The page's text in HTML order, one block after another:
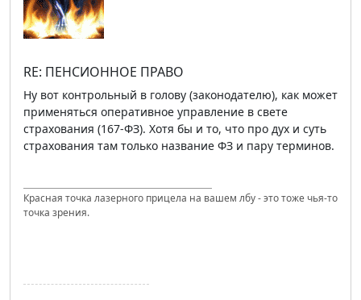
RE: ПЕНСИОННОЕ ПРАВО
Ну вот контрольный в голову (законодателю), как может
применяться оперативное управление в свете
страхования (167-ФЗ). Хотя бы и то, что про дух и суть
страхования там только название ФЗ и пару терминов.
Красная точка лазерного прицела на вашем лбу - это тоже чья-то
точка зрения.